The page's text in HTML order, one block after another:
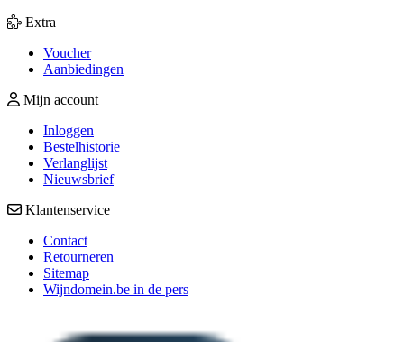
Extra
Voucher
Aanbiedingen
Mijn account
Inloggen
Bestelhistorie
Verlanglijst
Nieuwsbrief
Klantenservice
Contact
Retourneren
Sitemap
Wijndomein.be in de pers